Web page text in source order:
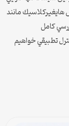
هايغيركلاسيك مانند
كامل
تطبيقي خواهيم